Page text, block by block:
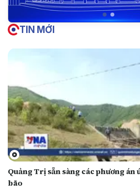
TIN MỚI
Quảng Trị sẵn sàng các phương án
bão